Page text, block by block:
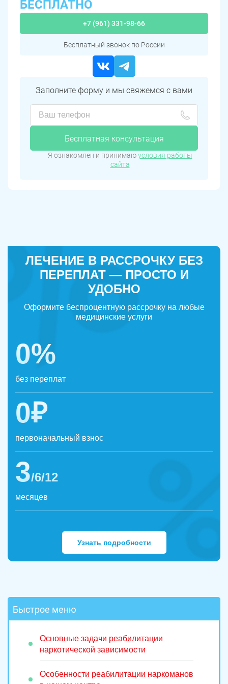
БЕСПЛАТНО
+7 (961) 331-98-66
Бесплатный звонок по России
Заполните форму и мы свяжемся с вами
Бесплатная консультация
Я ознакомлен и принимаюусловия работы
сайта
ЛЕЧЕНИЕ В РАССРОЧКУ БЕЗ
ПЕРЕПЛАТ — ПРОСТО И
УДОБНО
Оформите беспроцентную рассрочку на любые
медицинские услуги
0%
без переплат
0₽
первоначальный взнос
3/6/12
месяцев
Узнать подробности
Быстрое меню
Основные задачи реабилитации
наркотической зависимости
Особенности реабилитации наркоманов